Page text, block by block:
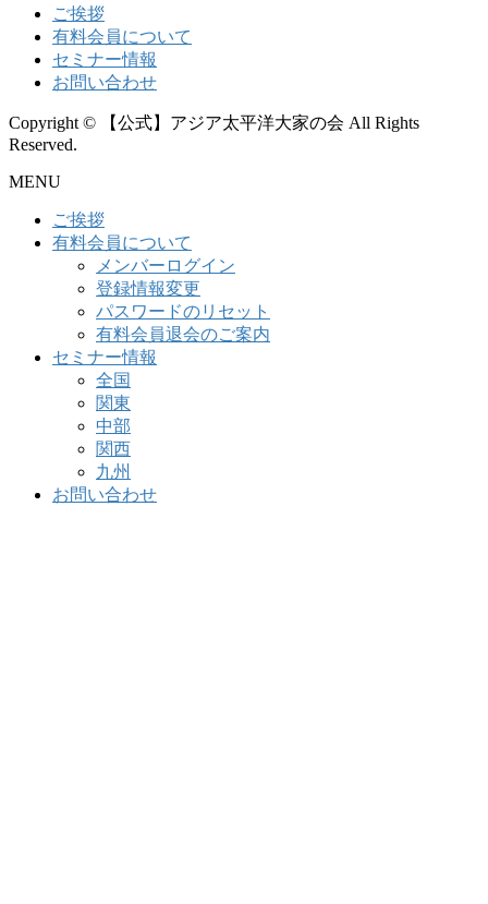
ご挨拶
有料会員について
セミナー情報
お問い合わせ
Copyright © 【公式】アジア太平洋大家の会 All Rights
Reserved.
MENU
ご挨拶
有料会員について
メンバーログイン
登録情報変更
パスワードのリセット
有料会員退会のご案内
セミナー情報
全国
関東
中部
関西
九州
お問い合わせ